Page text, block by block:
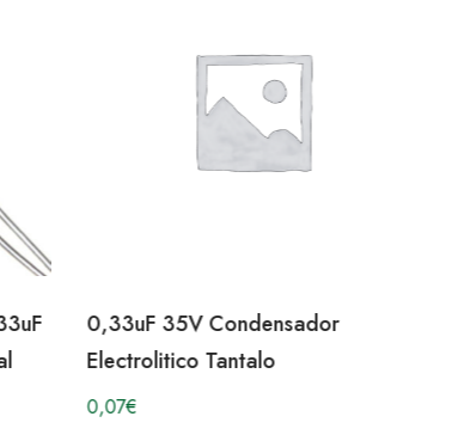
0,33uF 35V Condensador
Electrolitico Tantalo
0,07€